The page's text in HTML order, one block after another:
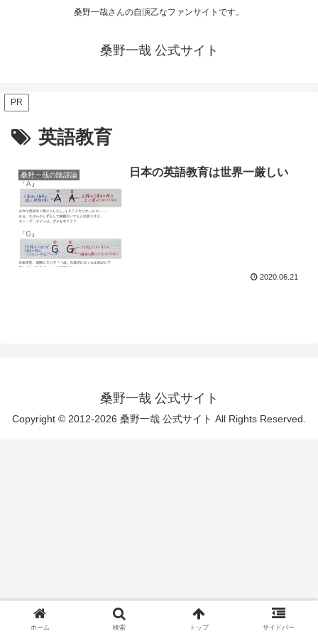
桑野一哉さんの自演乙なファンサイトです。
桑野一哉 公式サイト
PR
英語教育
桑野一哉の陰謀論 日本の英語教育は世界一厳しい
2020.06.21
桑野一哉 公式サイト
Copyright © 2012-2026 桑野一哉 公式サイト All Rights Reserved.
ホーム 検索 トップ サイドバー